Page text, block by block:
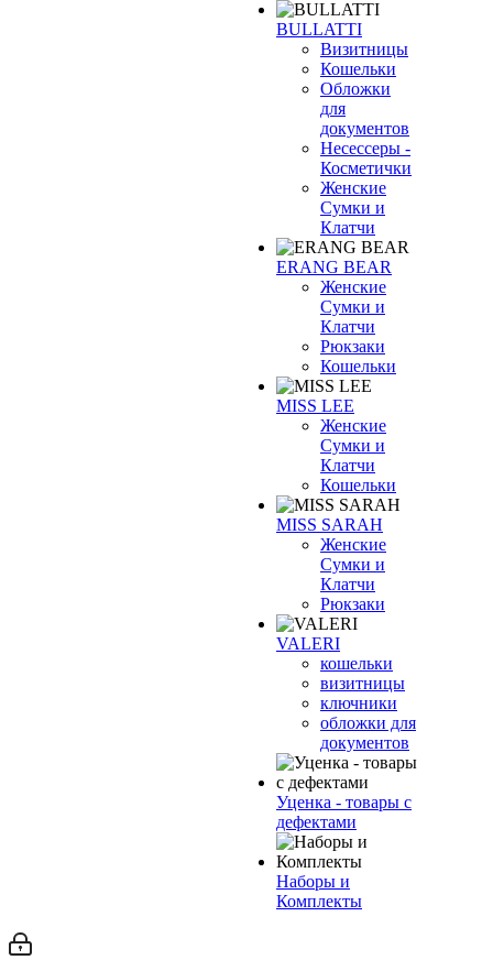
BULLATTI
Визитницы
Кошельки
Обложки
для
документов
Несессеры -
Косметички
Женские
Сумки и
Клатчи
ERANG BEAR
Женские
Сумки и
Клатчи
Рюкзаки
Кошельки
MISS LEE
Женские
Сумки и
Клатчи
Кошельки
MISS SARAH
Женские
Сумки и
Клатчи
Рюкзаки
VALERI
кошельки
визитницы
ключники
обложки для
документов
Уценка - товары с
дефектами
Наборы и
Комплекты